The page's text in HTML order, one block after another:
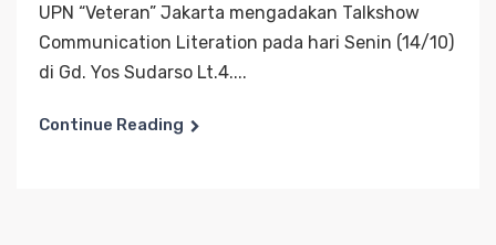
UPN “Veteran” Jakarta mengadakan Talkshow
Communication Literation pada hari Senin (14/10)
di Gd. Yos Sudarso Lt.4....
Continue Reading